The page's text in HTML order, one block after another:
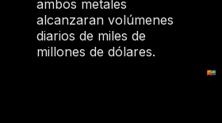
ambos metales
alcanzaran volúmenes
diarios de miles de
millones de dólares.